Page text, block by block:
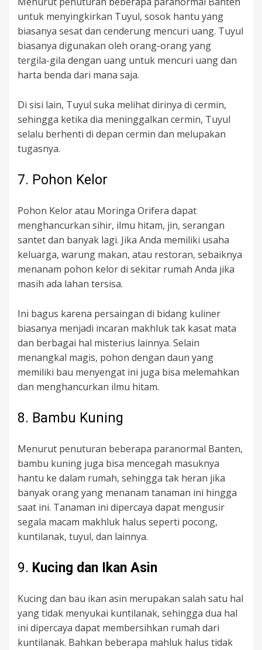
untuk menyingkirkan Tuyul, sosok hantu yang
biasanya sesat dan cenderung mencuri uang. Tuyul
biasanya digunakan oleh orang-orang yang
tergila-gila dengan uang untuk mencuri uang dan
harta benda dari mana saja.
Di sisi lain, Tuyul suka melihat dirinya di cermin,
sehingga ketika dia meninggalkan cermin, Tuyul
selalu berhenti di depan cermin dan melupakan
tugasnya.
7. Pohon Kelor
Pohon Kelor atau Moringa Orifera dapat
menghancurkan sihir, ilmu hitam, jin, serangan
santet dan banyak lagi. Jika Anda memiliki usaha
keluarga, warung makan, atau restoran, sebaiknya
menanam pohon kelor di sekitar rumah Anda jika
masih ada lahan tersisa.
Ini bagus karena persaingan di bidang kuliner
biasanya menjadi incaran makhluk tak kasat mata
dan berbagai hal misterius lainnya. Selain
menangkal magis, pohon dengan daun yang
memiliki bau menyengat ini juga bisa melemahkan
dan menghancurkan ilmu hitam.
8. Bambu Kuning
Menurut penuturan beberapa paranormal Banten,
bambu kuning juga bisa mencegah masuknya
hantu ke dalam rumah, sehingga tak heran jika
banyak orang yang menanam tanaman ini hingga
saat ini. Tanaman ini dipercaya dapat mengusir
segala macam makhluk halus seperti pocong,
kuntilanak, tuyul, dan lainnya.
9. Kucing dan Ikan Asin
Kucing dan bau ikan asin merupakan salah satu hal
yang tidak menyukai kuntilanak, sehingga dua hal
ini dipercaya dapat membersihkan rumah dari
kuntilanak. Bahkan beberapa mahluk halus tidak